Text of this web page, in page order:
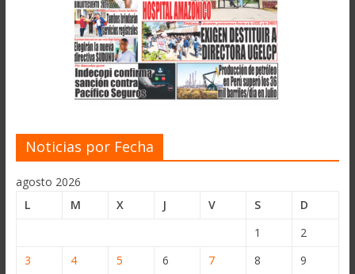
Noticias por Fecha
agosto 2026
L
M X J V S
D
1
2
3
4 5 6 7 8
9